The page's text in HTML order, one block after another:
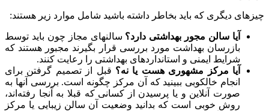
چیزهای دیگری که باید بخاطر داشته باشید شامل موارد زیر هستند:
آیا سالن مجور بهداشتی دارد؟ سالنهای مجاز چون باید توسط
بازرسان بهداشت مورد بررسی قرار بگیرند مجبور هستند که
شرایط ایمنی و استانداردهای بهداشتی را رعایت کنند.
آیا مرکز مشهوری هست یا نه؟ قبل از تصمیم گرفتن برای
انجام خالکوبی ببینید که آن مرکز چگونه است. بررسی آنها به
صورت آنلاین و یا پرسیدن از کسانی که قبلا به آنجا رفته‌اند،
روش خوبی است که بدانید وضعیت آن سالن زیبایی یا مرکز